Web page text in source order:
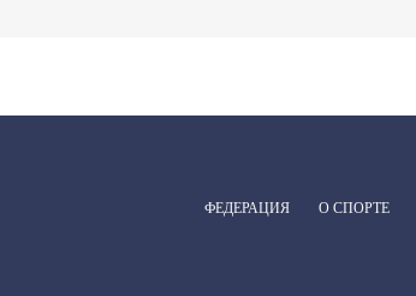
ФЕДЕРАЦИЯ О СПОРТЕ